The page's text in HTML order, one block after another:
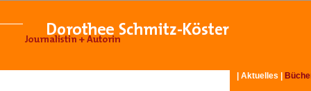
Aktuelles